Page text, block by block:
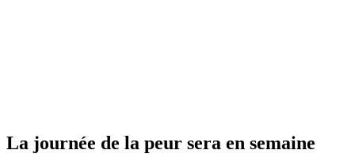
La journée de la peur sera en semaine